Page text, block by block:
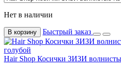
Нет в наличии
В корзину Быстрый заказ
Hair Shop Косички ЗИЗИ